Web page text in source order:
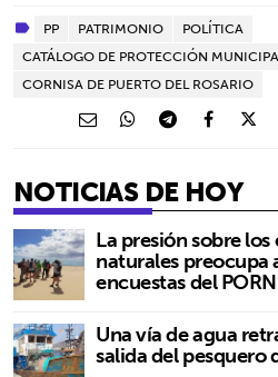
PP PATRIMONIO
POLÍTICA
CATÁLOGO DE PROTECCIÓN
CORNISA DE PUERTO DEL ROSARIO
NOTICIAS DE HOY
La presión sobre los
naturales preocupa
encuestas del PORN
Una vía de agua
salida del pesquero